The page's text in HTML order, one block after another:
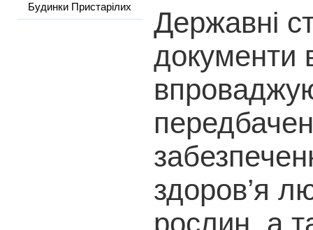
Будинки Пристарілих
Державні
документи
здоров’я
рослин, а